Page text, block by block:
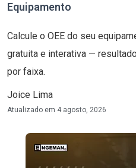
Equipamento
Calcule o OEE do seu
gratuita e interativa —
por faixa.
Joice Lima
Atualizado em 4 agosto, 2026